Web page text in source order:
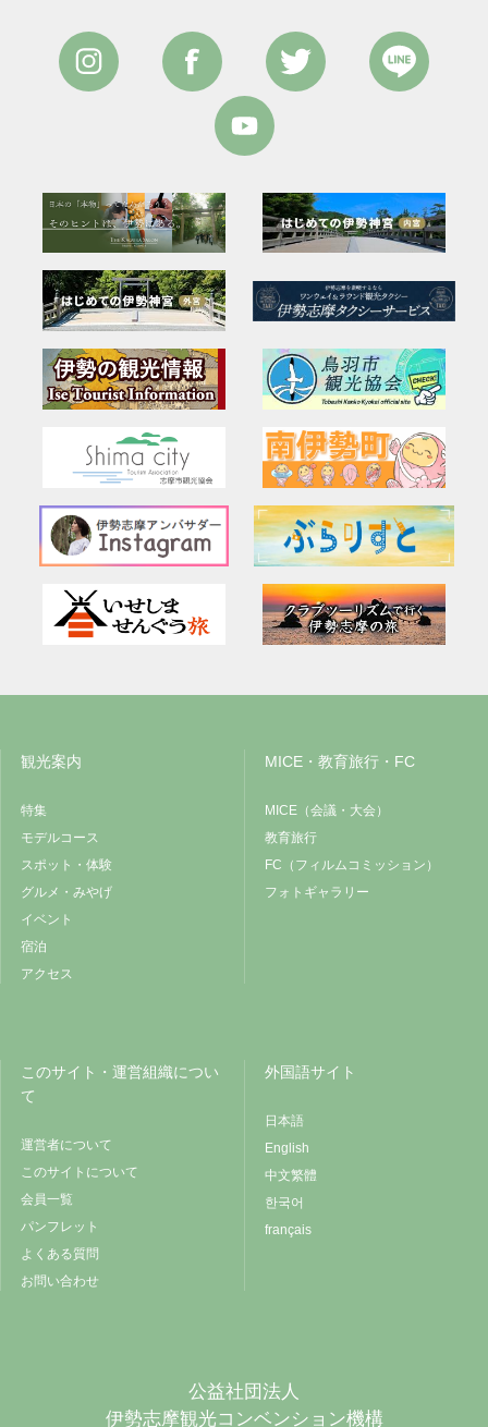
観光案内
特集
モデルコース
スポット・体験
グルメ・みやげ
イベント
宿泊
アクセス
MICE・教育旅行・FC
MICE（会議・大会）
教育旅行
FC（フィルムコミッション）
フォトギャラリー
このサイト・運営組織につい
て
運営者について
このサイトについて
会員一覧
パンフレット
よくある質問
お問い合わせ
外国語サイト
日本語
English
中文繁體
한국어
français
公益社団法人
伊勢志摩観光コンベンション機構